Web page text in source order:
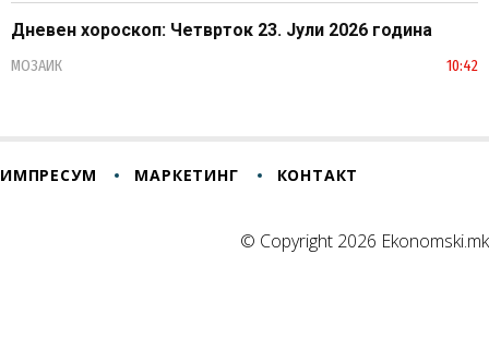
Дневен хороскоп: Четврток 23. Јули 2026 година
МОЗАИК 10:42
ИМПРЕСУМ МАРКЕТИНГ КОНТАКТ
© Copyright 2026 Ekonomski.mk